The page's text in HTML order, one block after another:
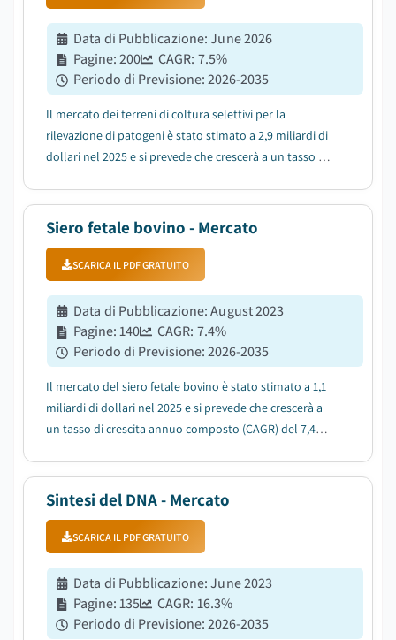
Data di Pubblicazione:June 2026
Pagine:200 CAGR: 7.5%
Periodo di Previsione:2026-2035
Il mercato dei terreni di coltura selettivi per la
rilevazione di patogeni è stato stimato a 2,9 miliardi di
dollari nel 2025 e si prevede che crescerà a un tasso di
Siero fetale bovino - Mercato
SCARICA IL PDF GRATUITO
Data di Pubblicazione:August 2023
Pagine:140 CAGR: 7.4%
Periodo di Previsione:2026-2035
Il mercato del siero fetale bovino è stato stimato a 1,1
miliardi di dollari nel 2025 e si prevede che crescerà a
un tasso di crescita annuo composto (CAGR) del 7,4%
Sintesi del DNA - Mercato
SCARICA IL PDF GRATUITO
Data di Pubblicazione:June 2023
Pagine:135 CAGR: 16.3%
Periodo di Previsione:2026-2035